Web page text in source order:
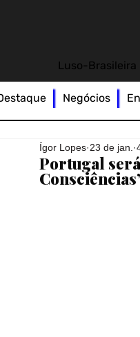
Luso-Brasileira
Portugal
Ígor Lopes 23 de jan.
Negócios